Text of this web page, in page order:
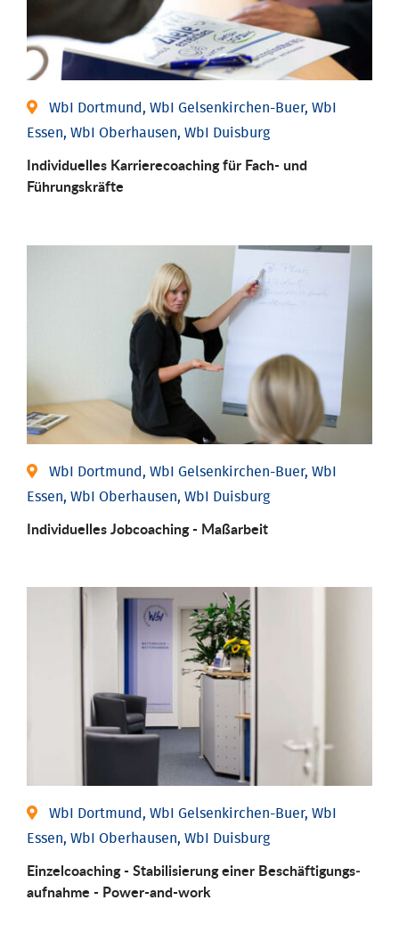
WbI Dortmund, WbI Gelsenkirchen-Buer, WbI
Essen, WbI Oberhausen, WbI Duisburg
Individu­elles Karrierecoaching für Fach-­ und
Führungs­kräfte
WbI Dortmund, WbI Gelsenkirchen-Buer, WbI
Essen, WbI Oberhausen, WbI Duisburg
Individu­elles Job­coaching - Maßarbeit
WbI Dortmund, WbI Gelsenkirchen-Buer, WbI
Essen, WbI Oberhausen, WbI Duisburg
Einzel­coaching - Stabili­sierung einer Be­schäftigungs­
aufnahme - Power-and-work